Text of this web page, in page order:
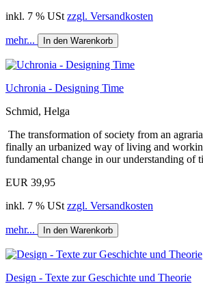
inkl. 7 % USt zzgl. Versandkosten
mehr... In den Warenkorb
Uchronia - Designing Time
Schmid, Helga
The transformation of society from an
finally an urbanized way of living and
fundamental change in our understanding of
EUR 39,95
inkl. 7 % USt zzgl. Versandkosten
mehr... In den Warenkorb
Design - Texte zur Geschichte und Theorie